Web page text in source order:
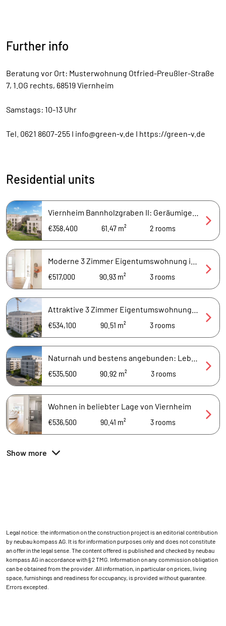
Further info
Beratung vor Ort: Musterwohnung Otfried-Preußler-Straße
7, 1.OG rechts, 68519 Viernheim
Samstags: 10-13 Uhr
Tel. 0621 8607-255 I info@green-v.de I https://green-v.de
Residential units
€358,400
61.47 m² 2 rooms
€517,000
90.93 m² 3 rooms
€534,100
90.51 m² 3 rooms
€535,500
90.92 m² 3 rooms
Wohnen in beliebter Lage von Viernheim
€536,500
90.41 m² 3 rooms
Show more
Legal notice: the information on the construction project is an editorial contribution
by neubau kompass AG. It is for information purposes only and does not constitute
an offer in the legal sense. The content offered is published and checked by neubau
kompass AG in accordance with § 2 TMG. Information on any commission obligation
can be obtained from the provider. All information, in particular on prices, living
space, furnishings and readiness for occupancy, is provided without guarantee.
Errors excepted.